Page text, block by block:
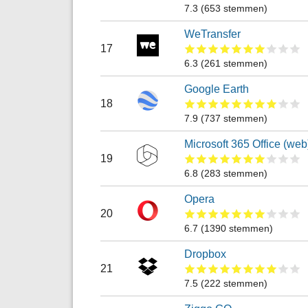
7.3 (653 stemmen)
17
WeTransfer
6.3 (261 stemmen)
18
Google Earth
7.9 (737 stemmen)
19
Microsoft 365 Office
6.8 (283 stemmen)
20
Opera
6.7 (1390stemmen)
21
Dropbox
7.5 (222 stemmen)